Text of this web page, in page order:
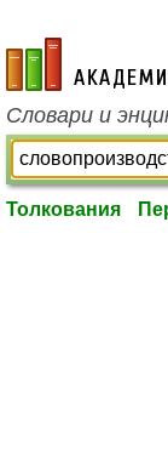
academic.ru
Словари и
Толкования